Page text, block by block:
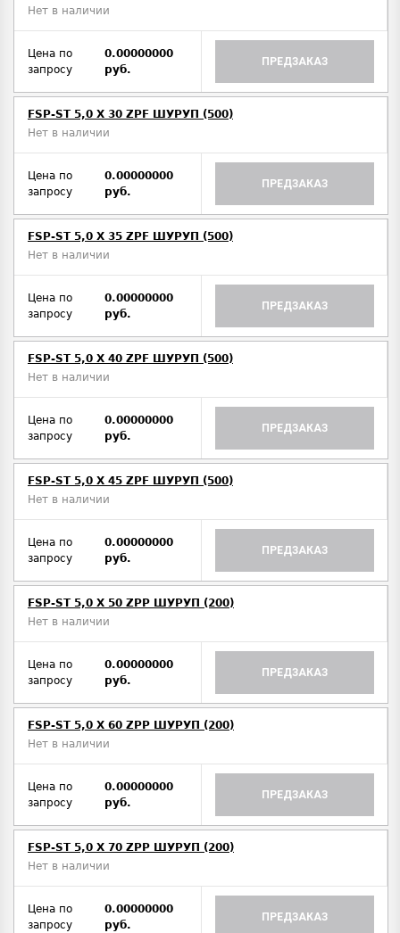
Нет в наличии
Цена по
запросу
0.00000000
руб.
ПРЕДЗАКАЗ
FSP-ST 5,0 X 30 ZPF ШУРУП (500)
Нет в наличии
Цена по
запросу
0.00000000
руб.
ПРЕДЗАКАЗ
FSP-ST 5,0 X 35 ZPF ШУРУП (500)
Нет в наличии
Цена по
запросу
0.00000000
руб.
ПРЕДЗАКАЗ
FSP-ST 5,0 X 40 ZPF ШУРУП (500)
Нет в наличии
Цена по
запросу
0.00000000
руб.
ПРЕДЗАКАЗ
FSP-ST 5,0 X 45 ZPF ШУРУП (500)
Нет в наличии
Цена по
запросу
0.00000000
руб.
ПРЕДЗАКАЗ
FSP-ST 5,0 X 50 ZPP ШУРУП (200)
Нет в наличии
Цена по
запросу
0.00000000
руб.
ПРЕДЗАКАЗ
FSP-ST 5,0 X 60 ZPP ШУРУП (200)
Нет в наличии
Цена по
запросу
0.00000000
руб.
ПРЕДЗАКАЗ
FSP-ST 5,0 X 70 ZPP ШУРУП (200)
Нет в наличии
Цена по
запросу
0.00000000
руб.
ПРЕДЗАКАЗ